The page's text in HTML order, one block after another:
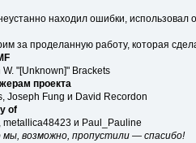
находил ошибки, использовал
за проделанную работу, которая
W. "[Unknown]" Brackets
проекта
Joseph Fung и David Recordon
of
metallica48423 и Paul_Pauline
мы, возможно, пропустили — спасибо!